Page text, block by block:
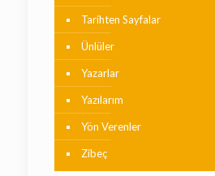
Tarihten Sayfalar
Ünlüler
Yazarlar
Yazılarım
Yön Verenler
Zibeç